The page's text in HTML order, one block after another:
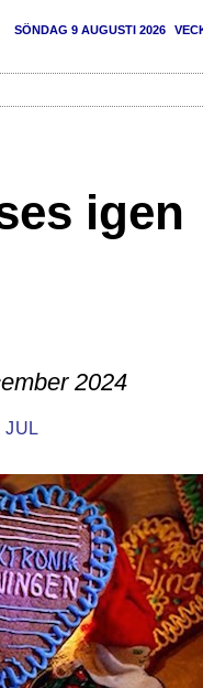
SÖNDAG 9 AUGUSTI 2026
igen
2024
JUL